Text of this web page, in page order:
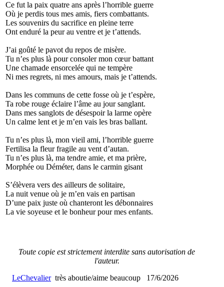
Ce fut la paix quatre ans après l’horrible guerre
Où je perdis tous mes amis, fiers combattants.
Les souvenirs du sacrifice en pleine terre
Ont enduré la peur au ventre et je t’attends.
J’ai goûté le pavot du repos de misère.
Tu n’es plus là pour consoler mon cœur battant
Une chamade ensorcelée qui ne tempère
Ni mes regrets, ni mes amours, mais je t’attends.
Dans les communs de cette fosse où je t’espère,
Ta robe rouge éclaire l’âme au jour sanglant.
Dans mes sanglots de désespoir la larme opère
Un calme lent et je m’en vais les bras ballant.
Tu n’es plus là, mon vieil ami, l’horrible guerre
Fertilisa la fleur fragile au vent d’autan.
Tu n’es plus là, ma tendre amie, et ma prière,
Morphée ou Déméter, dans le carmin gisant
S’élèvera vers des ailleurs de solitaire,
La nuit venue où je m’en vais en partisan
D’une paix juste où chanteront les débonnaires
La vie soyeuse et le bonheur pour mes enfants.
Toute copie est strictement interdite sans autorisation de
l'auteur.
LeChevalier très aboutie/aime beaucoup
17/6/2026